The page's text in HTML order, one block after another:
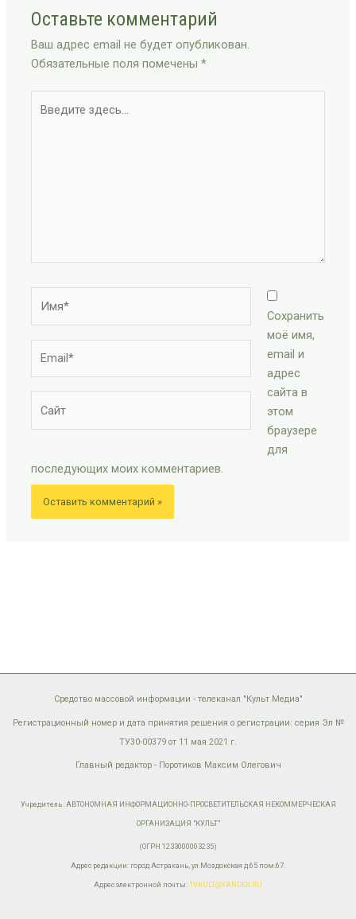
Оставьте комментарий
Ваш адрес email не будет опубликован.
Обязательные поля помечены*
здесь...
Сохранить
моё имя,
email и
адрес
сайта в
этом
браузере
для
последующих моих комментариев.
Средство массовой информации - телеканал "Культ Медиа"
Регистрационный номер и дата принятия решения о регистрации: серия Эл №
ТУ30-00379 от 11 мая 2021 г.
Главный редактор - Поротиков Максим Олегович
Учредитель: АВТОНОМНАЯ ИНФОРМАЦИОННО-ПРОСВЕТИТЕЛЬСКАЯ НЕКОММЕРЧЕСКАЯ
ОРГАНИЗАЦИЯ "КУЛЬТ"
(ОГРН 1233000003235)
Адрес редакции: город Астрахань, ул.Моздокская д.65 пом.67.
Адрес электронной почты: TVKULT@YANDEX.RU